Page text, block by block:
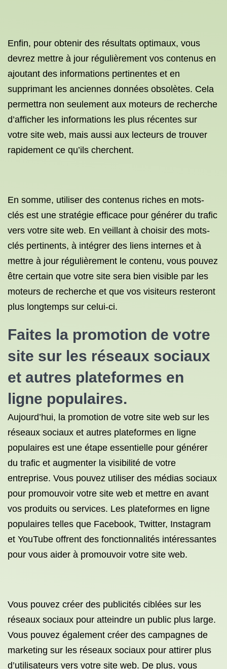
Enfin, pour obtenir des résultats optimaux, vous
devrez mettre à jour régulièrement vos contenus en
ajoutant des informations pertinentes et en
supprimant les anciennes données obsolètes. Cela
permettra non seulement aux moteurs de recherche
d’afficher les informations les plus récentes sur
votre site web, mais aussi aux lecteurs de trouver
rapidement ce qu’ils cherchent.
En somme, utiliser des contenus riches en mots-
clés est une stratégie efficace pour générer du trafic
vers votre site web. En veillant à choisir des mots-
clés pertinents, à intégrer des liens internes et à
mettre à jour régulièrement le contenu, vous pouvez
être certain que votre site sera bien visible par les
moteurs de recherche et que vos visiteurs resteront
plus longtemps sur celui-ci.
Faites la promotion de votre
site sur les réseaux sociaux
et autres plateformes en
ligne populaires.
Aujourd’hui, la promotion de votre site web sur les
réseaux sociaux et autres plateformes en ligne
populaires est une étape essentielle pour générer
du trafic et augmenter la visibilité de votre
entreprise. Vous pouvez utiliser des médias sociaux
pour promouvoir votre site web et mettre en avant
vos produits ou services. Les plateformes en ligne
populaires telles que Facebook, Twitter, Instagram
et YouTube offrent des fonctionnalités intéressantes
pour vous aider à promouvoir votre site web.
Vous pouvez créer des publicités ciblées sur les
réseaux sociaux pour atteindre un public plus large.
Vous pouvez également créer des campagnes de
marketing sur les réseaux sociaux pour attirer plus
d’utilisateurs vers votre site web. De plus, vous